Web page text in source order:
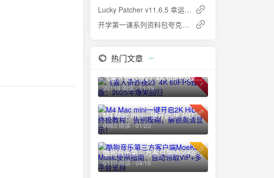
Lucky Patcher v11.6.5 幸运破解器：安卓去广告破解神器最新版
开学第一课系列资料包夸克网盘高速下载免费攻略
热门文章
1
《喜人奇妙夜2》4K 60FPS臻彩版：2025年爆笑回归
20118 阅读 - 11/19
2
M4 Mac mini一键开启2K HiDPI终极教程：告别模糊，解锁高清显示！
6983 阅读 - 01/23
3
酷狗音乐第三方客户端MoeKoe Music使用指南：自动领取VIP+多平台支持
6110 阅读 - 04/16